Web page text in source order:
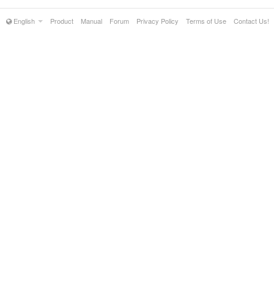
English Product Manual Forum Privacy Policy Terms of Use Contact Us!